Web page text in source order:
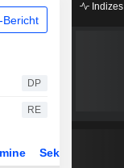
Bericht
DP
RE
Sektor
Indizes